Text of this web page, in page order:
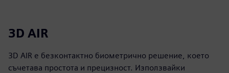
3D AIR
3D AIR е безконтактно биометрично решение, което
съчетава простота и прецизност. Използвайки